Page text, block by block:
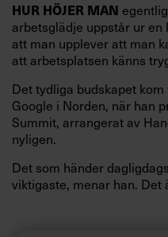
HUR HÖJER MAN
arbetsglädje uppstår ur
att man upplever att man
att arbetsplatsen känns
Det tydliga budskapet kom
Google i Norden, när han
Summit, arrangerat av
nyligen.
Det som händer
viktigaste, menar han. Det